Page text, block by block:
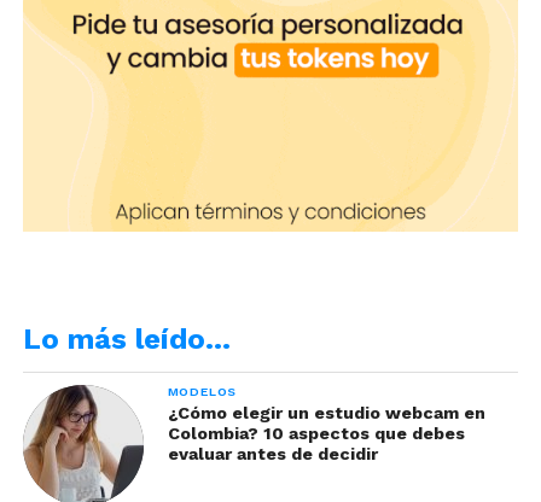
Comenzar no siempre es una tarea fácil, muchas
veces requiere de esfuerzo y disciplina.
aliado perfecto para cualquier modelo
webcam porque se adapta a todo tipo
de cuerpo provocando un efecto de
figura estilizada y elegante. Es
necesario que siempre tengas uno de
color negro a la mano.
Lo más leído…
MODELOS
¿Cómo elegir un estudio webcam en
Colombia? 10 aspectos que debes
evaluar antes de decidir